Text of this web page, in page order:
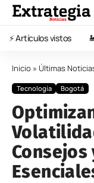
⚡️ Artículos vistos
Inicio » Últimas
Tecnología Bogotá